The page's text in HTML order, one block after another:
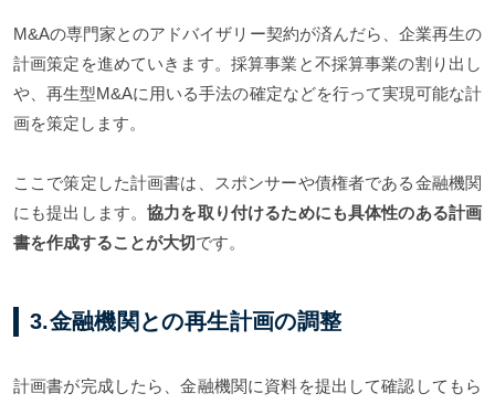
M&Aの専門家とのアドバイザリー契約が済んだら、企業再生の
計画策定を進めていきます。採算事業と不採算事業の割り出し
や、再生型M&Aに用いる手法の確定などを行って実現可能な計
画を策定します。
ここで策定した計画書は、スポンサーや債権者である金融機関
にも提出します。協力を取り付けるためにも具体性のある計画
書を作成することが大切です。
3.金融機関との再生計画の調整
計画書が完成したら、金融機関に資料を提出して確認してもら